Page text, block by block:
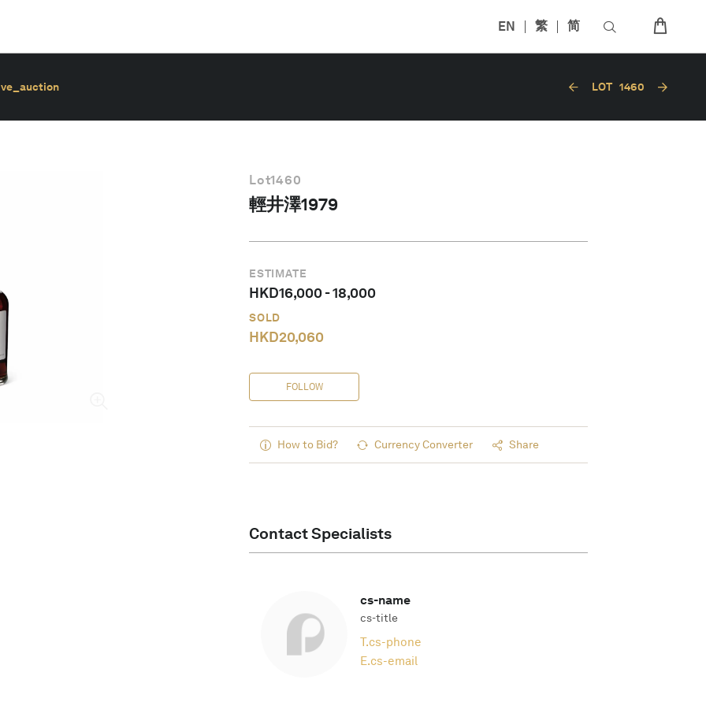
EN 繁 简
LOT 1460
Lot1460
輕井澤1979
ESTIMATE
HKD16,000-18,000
SOLD
HKD20,060
FOLLOW
How to Bid? Currency Converter Share
Contact Specialists
cs-name
cs-title
T.cs-phone
E.cs-email